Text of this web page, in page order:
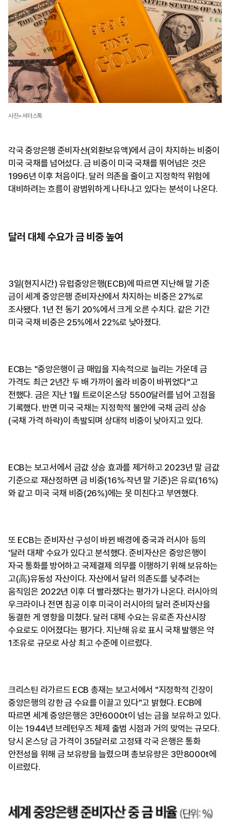
사진=셔터스톡
각국 중앙은행 준비자산(외환보유액)에서 금이 차지하는 비중이
미국 국채를 넘어섰다. 금 비중이 미국 국채를 뛰어넘은 것은
1996년 이후 처음이다. 달러 의존을 줄이고 지정학적 위험에
대비하려는 흐름이 광범위하게 나타나고 있다는 분석이 나온다.
달러 대체 수요가 금 비중 높여
3일(현지시간) 유럽중앙은행(ECB)에 따르면 지난해 말 기준
금이 세계 중앙은행 준비자산에서 차지하는 비중은 27%로
조사됐다. 1년 전 동기 20%에서 크게 오른 수치다. 같은 기간
미국 국채 비중은 25%에서 22%로 낮아졌다.
ECB는 "중앙은행이 금 매입을 지속적으로 늘리는 가운데 금
가격도 최근 2년간 두 배 가까이 올라 비중이 바뀌었다"고
전했다. 금은 지난 1월 트로이온스당 5500달러를 넘어 고점을
기록했다. 반면 미국 국채는 지정학적 불안에 국채 금리 상승
(국채 가격 하락)이 촉발되며 상대적 비중이 낮아지고 있다.
ECB는 보고서에서 금값 상승 효과를 제거하고 2023년 말 금값
기준으로 재산정하면 금 비중(16%·작년 말 기준)은 유로(16%)
와 같고 미국 국채 비중(26%)에는 못 미친다고 부연했다.
또 ECB는 준비자산 구성이 바뀐 배경에 중국과 러시아 등의
'달러 대체' 수요가 있다고 분석했다. 준비자산은 중앙은행이
자국 통화를 방어하고 국제결제 의무를 이행하기 위해 보유하는
고(高)유동성 자산이다. 자산에서 달러 의존도를 낮추려는
움직임은 2022년 이후 더 빨라졌다는 평가가 나온다. 러시아의
우크라이나 전면 침공 이후 미국이 러시아의 달러 준비자산을
동결한 게 영향을 미쳤다. 달러 대체 수요는 유로존 자산시장
수요로도 이어졌다는 평가다. 지난해 유로 표시 국채 발행은 약
1조유로 규모로 사상 최고 수준에 이르렀다.
크리스틴 라가르드 ECB 총재는 보고서에서 "지정학적 긴장이
중앙은행의 강한 금 수요를 이끌고 있다"고 밝혔다. ECB에
따르면 세계 중앙은행은 3만6000t이 넘는 금을 보유하고 있다.
이는 1944년 브레턴우즈 체제 출범 시점과 거의 맞먹는 규모다.
당시 온스당 금 가격이 35달러로 고정돼 각국 은행은 통화
안전성을 위해 금 보유량을 늘렸으며 총보유량은 3만8000t에
이르렀다.